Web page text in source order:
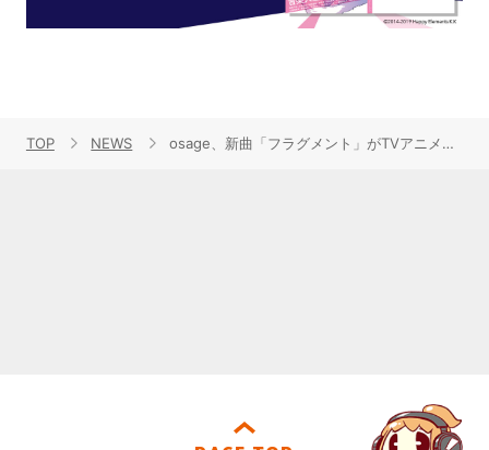
TOP NEWS osage、新曲「フラグメント」がTVアニメ『青のミブロ』第2クールEDテーマに決定！1月15日リリースMajor 1st EP『フラグメントe.p』ジャケット写真・収録内容が解禁！